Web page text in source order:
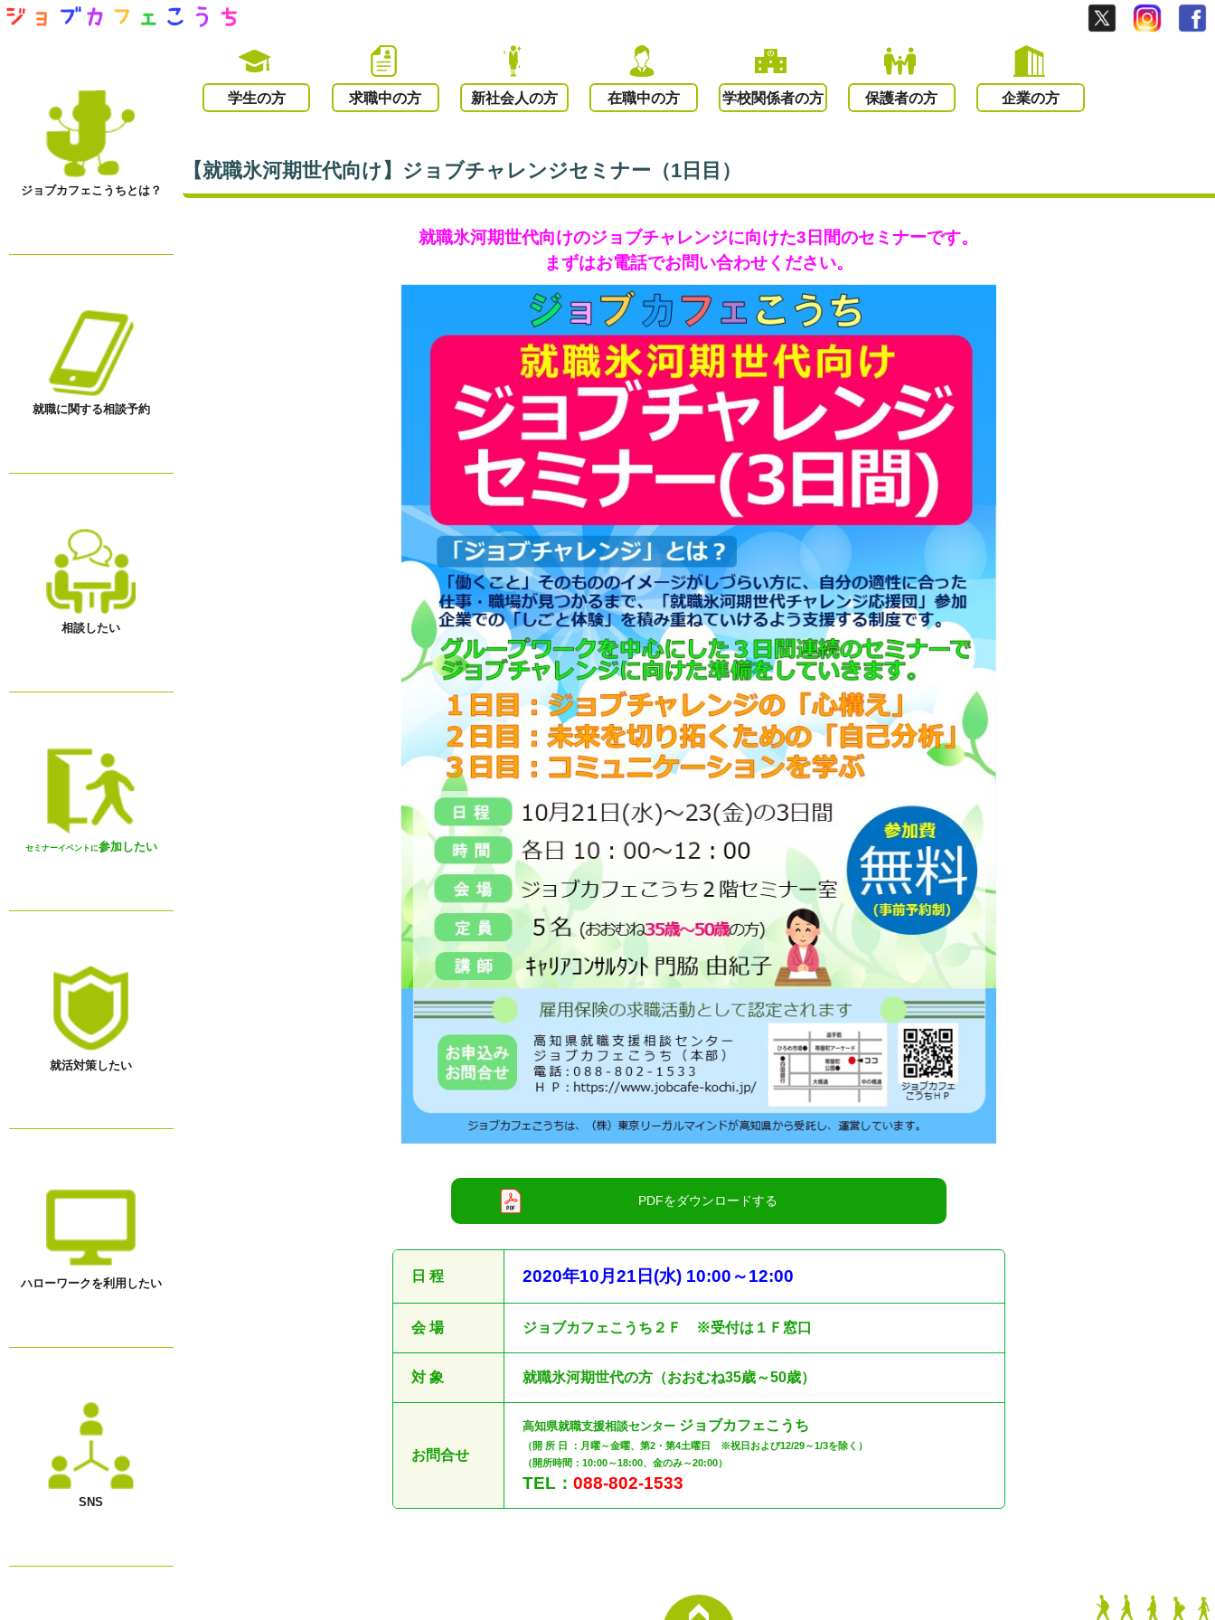
学生の方 求職中の方 新社会人の方 在職中の方 学校関係者の方 保護者の方 企業の方
ジョブカフェこうちとは？
就職に関する相談予約
相談したい
セミナーイベントに参加したい
就活対策したい
ハローワークを利用したい
SNS
【就職氷河期世代向け】ジョブチャレンジセミナー（1日目）
就職氷河期世代向けのジョブチャレンジに向けた3日間のセミナーです。
まずはお電話でお問い合わせください。
日 程 2020年10月21 日 (水) 10:00 ～12:00
会 場 ジョブカフェこうち２Ｆ ※受付は１Ｆ窓口
対 象 就職氷河期世代の方（おおむね35歳～50歳）
お問合せ
高知県就職支援相談センター ジョブカフェこうち
（開 所 日 ：月曜～金曜、第2・第4土曜日 ※祝日および12/29～1/3を除く）
（開所時間：10:00～18:00、金のみ～20:00）
TEL： 088-802-1533